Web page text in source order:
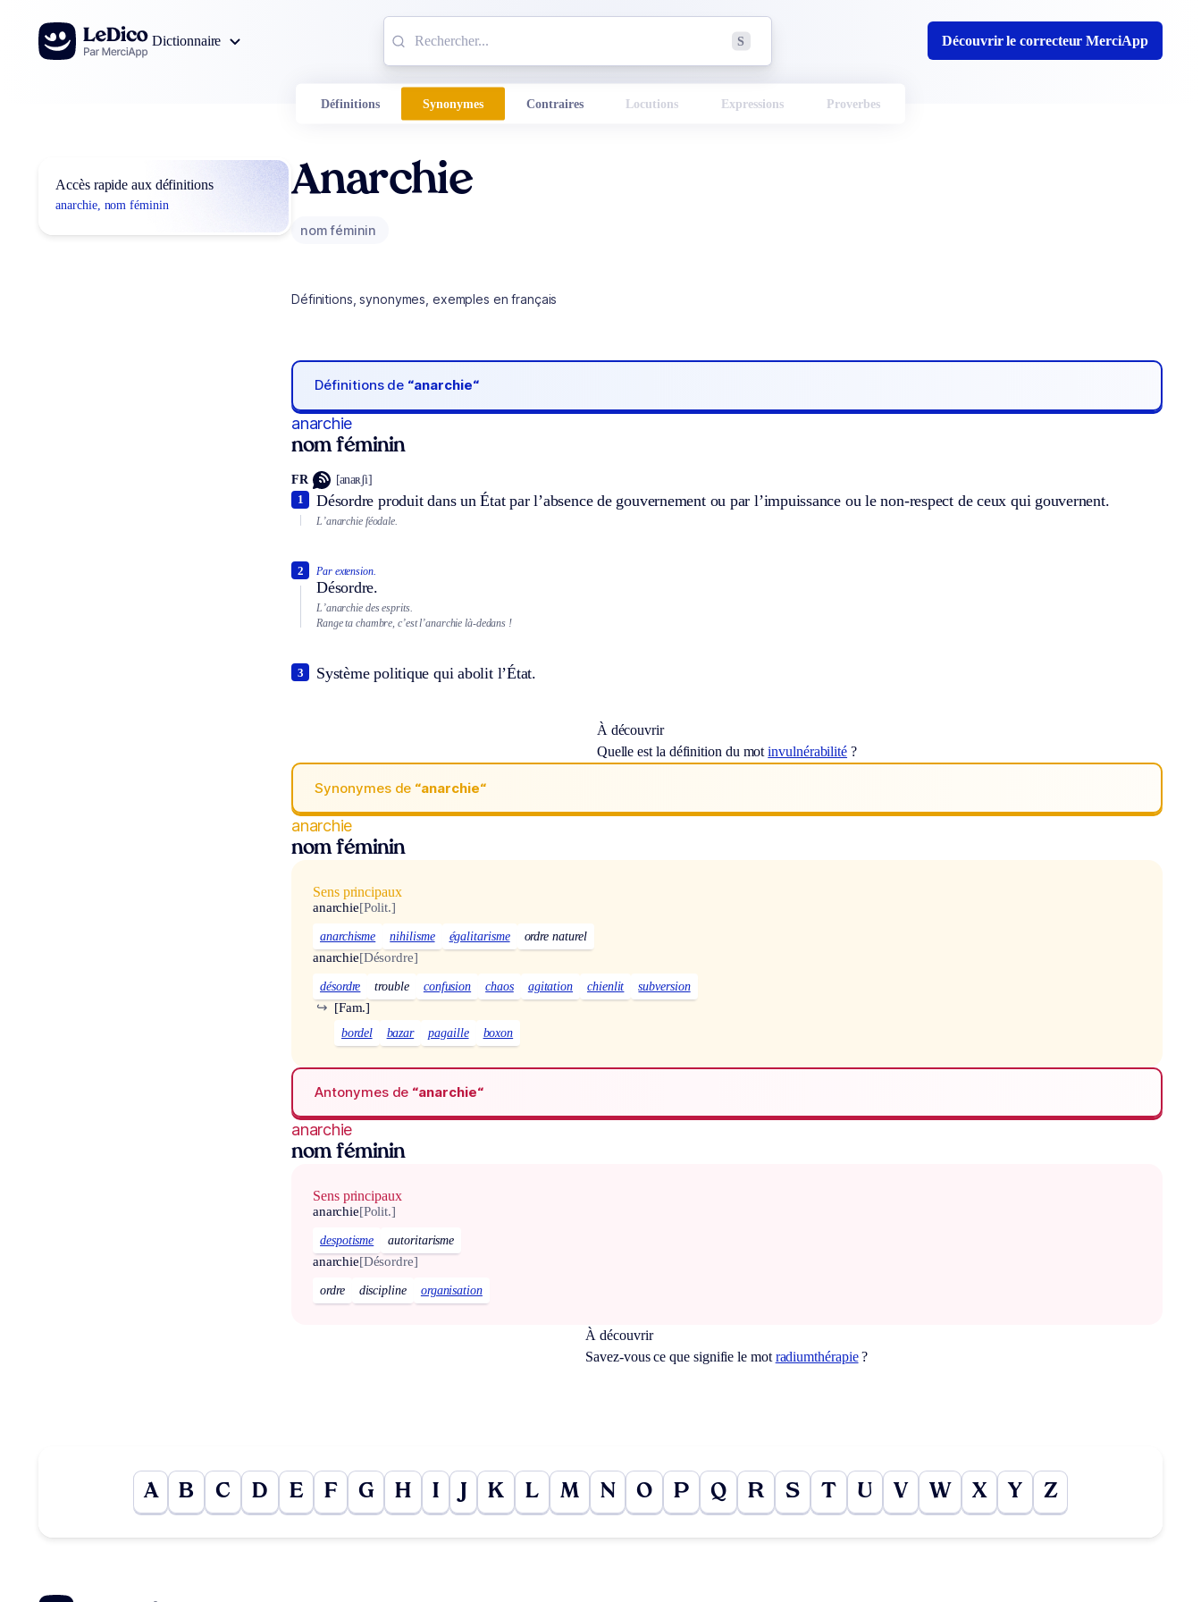
Aller au contenu
Dictionnaire
S Découvrir le correcteur MerciApp
Définitions Synonymes Contraires Locutions Expressions Proverbes
Accès rapide aux définitions
anarchie, nom féminin
Anarchie
nom féminin
Définitions, synonymes, exemples en français
Définitions de “anarchie“
anarchie
nom féminin
FR [anaʀʃi]
Désordre produit dans un État par l’absence de gouvernement ou par l’impuissance ou le non-respect de ceux qui gouvernent.
1
L’anarchie féodale.
Par extension.
Désordre.
2
L’anarchie des esprits.
Range ta chambre, c’est l’anarchie là-dedans !
Système politique qui abolit l’État.
3
À découvrir
Quelle est la définition du motinvulnérabilité ?
Synonymes de “anarchie“
anarchie
nom féminin
Sens principaux
anarchie[Polit.]
anarchisme nihilisme égalitarisme ordre naturel
anarchie[Désordre]
désordre trouble confusion chaos agitation chienlit subversion
[Fam.]
↪
bordel bazar pagaille boxon
Antonymes de “anarchie“
anarchie
nom féminin
Sens principaux
anarchie[Polit.]
despotisme autoritarisme
anarchie[Désordre]
ordre discipline organisation
À découvrir
Savez-vous ce que signifie le mot radiumthérapie?
A B C D E F G H I J K L M N O P Q R S T U V W X Y Z